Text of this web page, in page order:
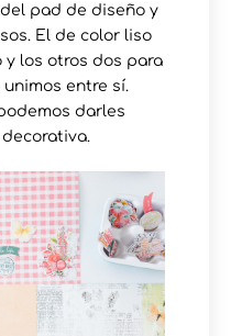
pad de diseño y
El de color liso
y los otros dos para
entre sí.
darles